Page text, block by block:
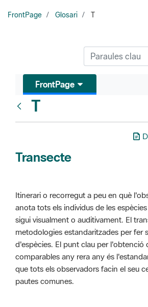
FrontPage Glosari T
FrontPage
T
Transecte
Itinerari o recorregut a peu en què
anota tots els individus de les
sigui visualment o auditivament. El
metodologies estandaritzades per fer
d'espècies. El punt clau per l'obtenció
comparables any rera any és
que tots els observadors facin el seu
pautes comunes.